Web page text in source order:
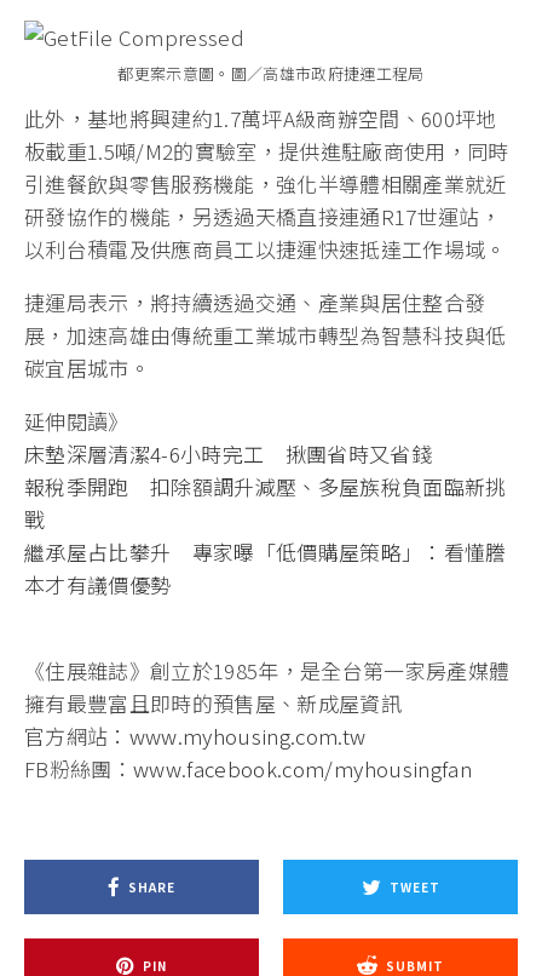
都更案示意圖。圖／高雄市政府捷運工程局
此外，基地將興建約1.7萬坪A級商辦空間、600坪地
板載重1.5噸/M2的實驗室，提供進駐廠商使用，同時
引進餐飲與零售服務機能，強化半導體相關產業就近
研發協作的機能，另透過天橋直接連通R17世運站，
以利台積電及供應商員工以捷運快速抵達工作場域。
捷運局表示，將持續透過交通、產業與居住整合發
展，加速高雄由傳統重工業城市轉型為智慧科技與低
碳宜居城市。
延伸閱讀》
床墊深層清潔4-6小時完工 揪團省時又省錢
報稅季開跑 扣除額調升減壓、多屋族稅負面臨新挑
戰
繼承屋占比攀升 專家曝「低價購屋策略」：看懂謄
本才有議價優勢
《住展雜誌》創立於1985年，是全台第一家房產媒體
擁有最豐富且即時的預售屋、新成屋資訊
官方網站： www.myhousing.com.tw
FB粉絲團：www.facebook.com/myhousingfan
SHARE TWEET
PIN SUBMIT